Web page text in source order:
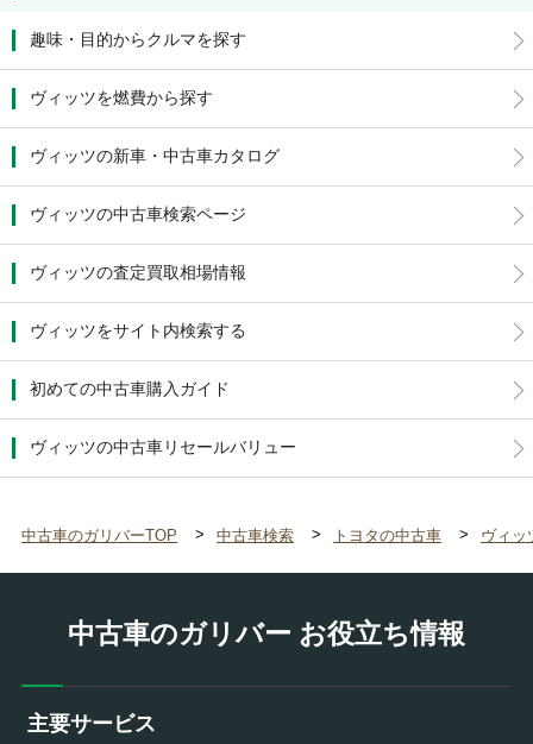
趣味・目的からクルマを探す
ヴィッツを燃費から探す
ヴィッツの新車・中古車カタログ
ヴィッツの中古車検索ページ
ヴィッツの査定買取相場情報
ヴィッツをサイト内検索する
初めての中古車購入ガイド
ヴィッツの中古車リセールバリュー
中古車のガリバーTOP 中古車検索 トヨタの中古車 ヴィッ
中古車のガリバー お役立ち情報
主要サービス